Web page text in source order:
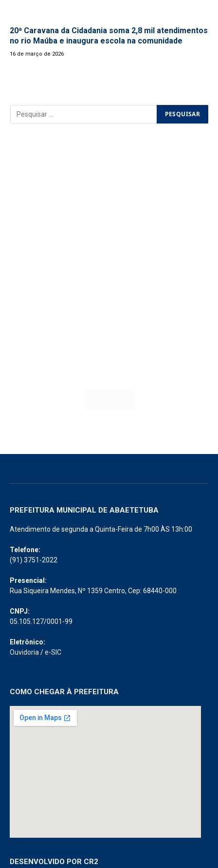
20ª Caravana da Cidadania soma 2,8 mil atendimentos
no rio Maúba e inaugura escola na comunidade
16 de março de 2026
PREFEITURA MUNICIPAL DE ABAETETUBA
Atendimento de segunda a Quinta-Feira de 7h00 ÀS 13h:00
Telefone:
(91) 3751-2022
Presencial:
Rua Siqueira Mendes, Nº 1359 Centro, Cep: 68440-000
CNPJ:
05.105.127/0001-99
Eletrônico:
Ouvidoria /e-SIC
COMO CHEGAR À PREFEITURA
DESENVOLVIDO POR CR2